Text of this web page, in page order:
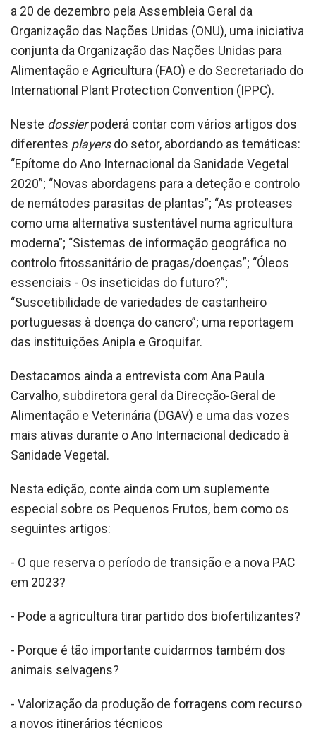
a 20 de dezembro pela Assembleia Geral da
Organização das Nações Unidas (ONU), uma iniciativa
conjunta da Organização das Nações Unidas para
Alimentação e Agricultura (FAO) e do Secretariado do
International Plant Protection Convention (IPPC).
Neste dossierpoderá contar com vários artigos dos
diferentes playersdo setor, abordando as temáticas:
“Epítome do Ano Internacional da Sanidade Vegetal
2020”; “Novas abordagens para a deteção e controlo
de nemátodes parasitas de plantas”; “As proteases
como uma alternativa sustentável numa agricultura
moderna”; “Sistemas de informação geográfica no
controlo fitossanitário de pragas/doenças”; “Óleos
essenciais - Os inseticidas do futuro?”;
“Suscetibilidade de variedades de castanheiro
portuguesas à doença do cancro”; uma reportagem
das instituições Anipla e Groquifar.
Destacamos ainda a entrevista com Ana Paula
Carvalho, subdiretora geral da Direcção-Geral de
Alimentação e Veterinária (DGAV) e uma das vozes
mais ativas durante o Ano Internacional dedicado à
Sanidade Vegetal.
Nesta edição, conte ainda com um suplemente
especial sobre os Pequenos Frutos, bem como os
seguintes artigos:
- O que reserva o período de transição e a nova PAC
em 2023?
- Pode a agricultura tirar partido dos biofertilizantes?
- Porque é tão importante cuidarmos também dos
animais selvagens?
- Valorização da produção de forragens com recurso
a novos itinerários técnicos